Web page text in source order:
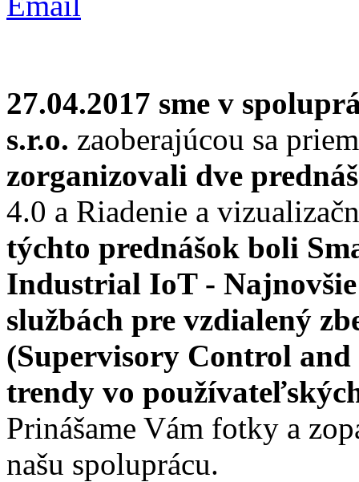
27.04.2017 sme v
s.r.o. zaoberajúcou sa
zorganizovali dve
4.0 a Riadenie a
týchto prednášok boli
Industrial IoT -
službách pre vzdialený
(Supervisory Control
trendy vo
Prinášame Vám fotky a
našu spoluprácu.